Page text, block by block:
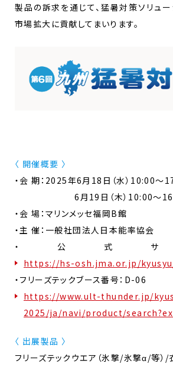
製品の訴求を通じて、猛暑対策ソリュ
市場拡大に貢献してまいります。
〈 開催概要 〉
・会 期：2025年6月18日（水）10:00～
6月19日（木）10:00～
・会 場：マリンメッセ福岡B館
・主 催：一般社団法人日本能率協会
・公式
https://hs-osh.jma.or.jp/
・フリーズテックブース番号：D-06
https://www.ult-thunder.jp/
2025/ja/navi/product/
〈 出展製品 〉
フリーズテックウエア（氷撃/氷撃α/等）